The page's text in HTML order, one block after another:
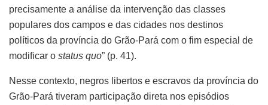
precisamente a análise da intervenção das classes
populares dos campos e das cidades nos destinos
políticos da província do Grão-Pará com o fim especial de
modificar o status quo” (p. 41).
Nesse contexto, negros libertos e escravos da província do
Grão-Pará tiveram participação direta nos episódios